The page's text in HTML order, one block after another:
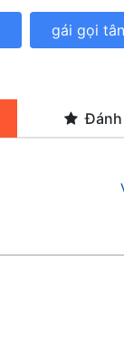
gái gọi
Đánh